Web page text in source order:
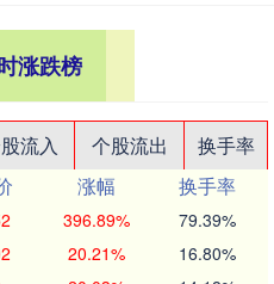
涨跌榜
流入 个股流出
换手率
涨幅
换手率
396.89% 79.39%
20.21% 16.80%